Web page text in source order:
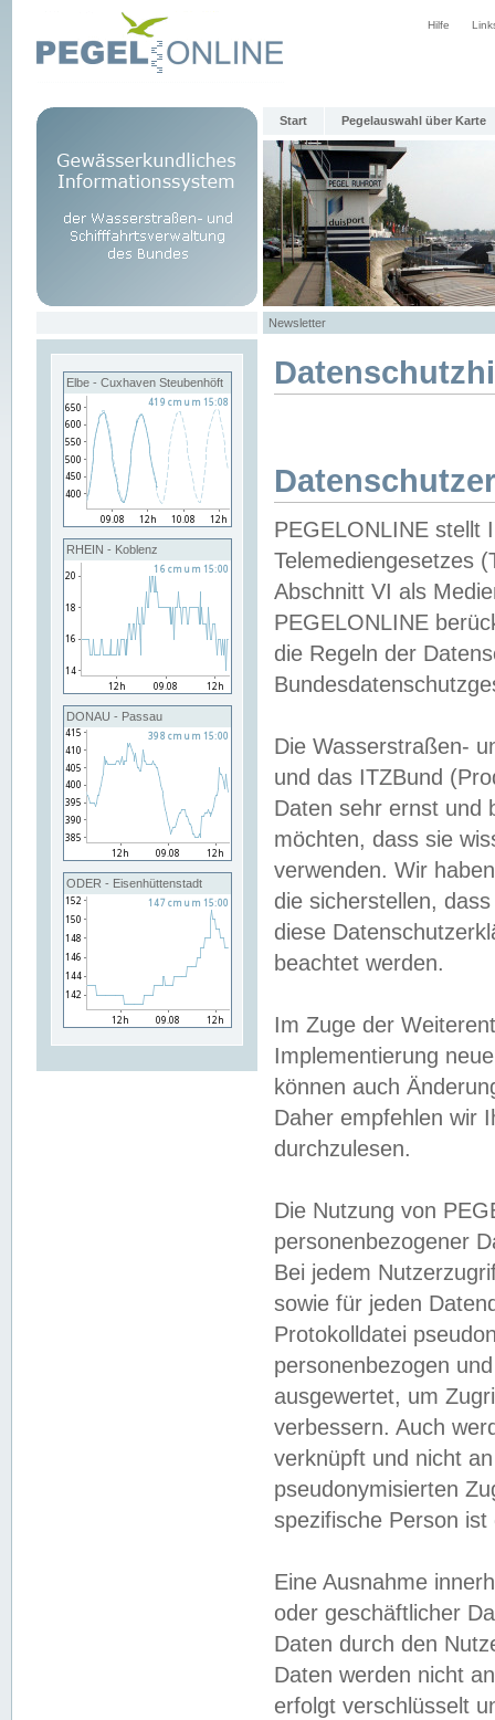
Hilfe
Start Pegelauswahl über Karte
Newsletter
Elbe - Cuxhaven Steubenhöft
RHEIN - Koblenz
DONAU - Passau
ODER - Eisenhüttenstadt
PEGELONLINE stellt
Telemediengesetzes
Abschnitt VI als
PEGELONLINE
die Regeln der
Die Wasserstraßen-
und das ITZBund
Daten sehr ernst und
möchten, dass sie
verwenden. Wir
die sicherstellen,
diese
beachtet werden.
Im Zuge der
Implementierung
können auch
Daher empfehlen wir
durchzulesen.
Die Nutzung von
personenbezogener
Bei jedem
sowie für jeden
Protokolldatei
personenbezogen
ausgewertet, um
verbessern. Auch
verknüpft und nicht
pseudonymisierten
spezifische Person
Eine Ausnahme
oder geschäftlicher
Daten durch den
Daten werden nicht
erfolgt verschlüsselt